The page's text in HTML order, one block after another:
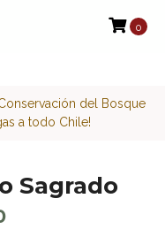
del Bosque
a todo Chile!
0
Sagrado